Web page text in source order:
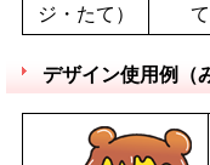
ジ・たて）
デザイン使用例（